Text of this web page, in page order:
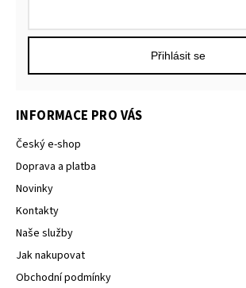
INFORMACE PRO VÁS
Český e-shop
Doprava a platba
Novinky
Kontakty
Naše služby
Jak nakupovat
Obchodní podmínky
Přihlásit se